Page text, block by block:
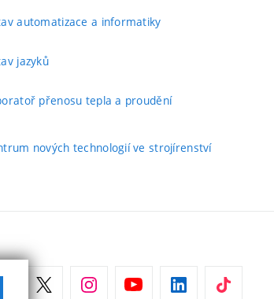
automatizace a informatiky
jazyků
přenosu tepla a proudění
nových technologií ve strojírenství